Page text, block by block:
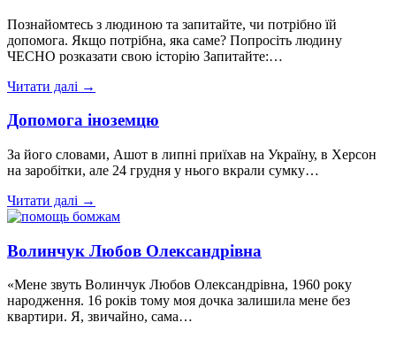
Познайомтесь з людиною та запитайте, чи потрібно їй
допомога. Якщо потрібна, яка саме? Попросіть людину
ЧЕСНО розказати свою історію Запитайте:…
Читати далі →
Допомога іноземцю
За його словами, Ашот в липні приїхав на Україну, в Херсон
на заробітки, але 24 грудня у нього вкрали сумку…
Читати далі →
Волинчук Любов Олександрівна
«Мене звуть Волинчук Любов Олександрівна, 1960 року
народження. 16 років тому моя дочка залишила мене без
квартири. Я, звичайно, сама…